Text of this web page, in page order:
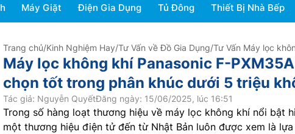
Máy Giặt Điện Gia Dụng Tủ Đông Thiết Bị Nhà Bếp
Trang chủ/Kinh Nghiệm Hay/Tư Vấn về Đồ Gia Dụng/Tư Vấn Máy lọc
Máy lọc không khí Panasonic F-
chọn tốt trong phân khúc dưới 5 triệu
Tác giả: Nguyễn QuyếtĐăng ngày: 15/06/2025, lúc 16:51
Trong số hàng loạt thương hiệu về máy lọc không khí nổi bật
một thương hiệu điện tử đến từ Nhật Bản luôn được xem là